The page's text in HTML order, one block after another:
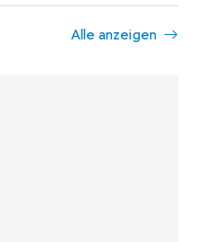
Alle anzeigen